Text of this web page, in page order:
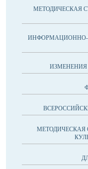
МЕТОДИЧЕСКАЯ
ИЗМЕНЕНИЯ
МЕТОДИЧЕСКАЯ